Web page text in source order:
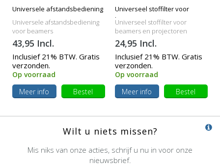
Universele afstandsbediening
Universele afstandsbediening
voor beamers
43,95 Incl.
Inclusief 21% BTW. Gratis
verzonden.
Op voorraad
Meer info
Bestel
Universeel stoffilter voor
beamers
Universeel stoffilter voor
beamers en projectoren
24,95 Incl.
Inclusief 21% BTW. Gratis
verzonden.
Op voorraad
Meer info
Bestel
Wilt u niets missen?
Mis niks van onze acties, schrijf u nu in voor onze
nieuwsbrief.